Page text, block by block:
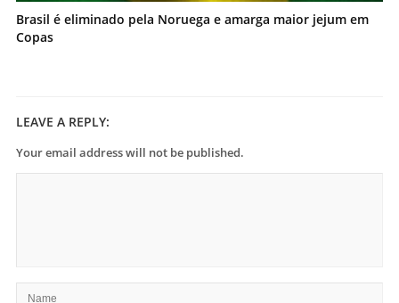
Brasil é eliminado pela Noruega e amarga maior jejum em
Copas
LEAVE A REPLY:
Your email address will not be published.